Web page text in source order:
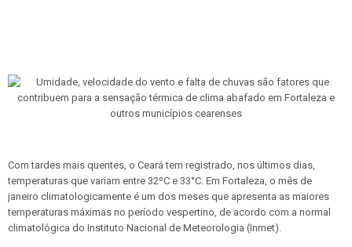
Com tardes mais quentes, o Ceará tem registrado, nos últimos dias,
temperaturas que variam entre 32ºC e 33°C. Em Fortaleza, o mês de
janeiro climatologicamente é um dos meses que apresenta as maiores
temperaturas máximas no período vespertino, de acordo com a normal
climatológica do Instituto Nacional de Meteorologia (Inmet).